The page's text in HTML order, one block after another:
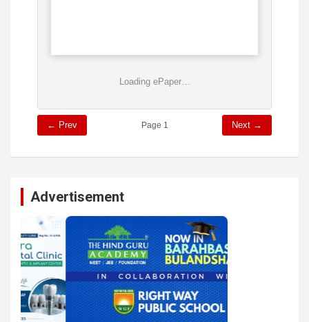
Loading ePaper…
← Prev Page 1 Next →
Advertisement